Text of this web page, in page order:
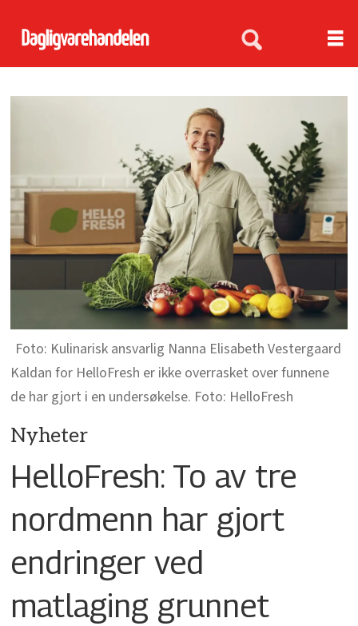
Kulinarisk ansvarlig Nanna Elisabeth Vestergaard
Kaldan for HelloFresh er ikke overrasket over funnene
de har gjort i en undersøkelse. Foto: HelloFresh
Nyheter
HelloFresh: To av tre
nordmenn har gjort
endringer ved
matlaging grunnet